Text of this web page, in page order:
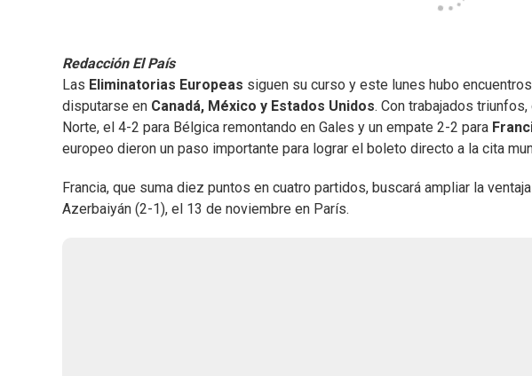
Redacción El País
Las Eliminatorias Europeas siguen su curso y este lunes hubo
disputarse en Canadá, México y Estados Unidos. Con trabajados
Norte, el 4-2 para Bélgica remontando en Gales y un empate 2-2 para
europeo dieron un paso importante para lograr el boleto directo a la cita
Francia, que suma diez puntos en cuatro partidos, buscará ampliar la
Azerbaiyán (2-1), el 13 de noviembre en París.